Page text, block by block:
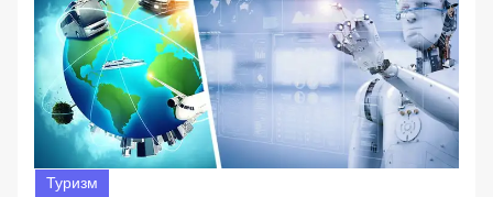
Туризм